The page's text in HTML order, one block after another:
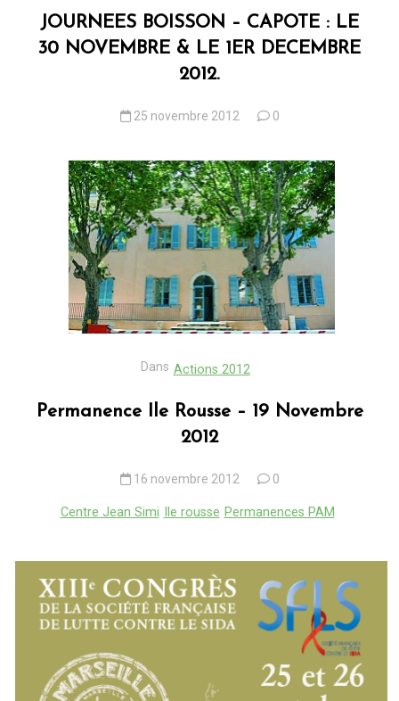
JOURNEES BOISSON – CAPOTE : LE
30 NOVEMBRE & LE 1ER DECEMBRE
2012.
25 novembre 2012 0
Dans Actions 2012
Permanence Ile Rousse – 19 Novembre
2012
16 novembre 2012 0
Centre Jean Simi Ile rousse Permanences PAM